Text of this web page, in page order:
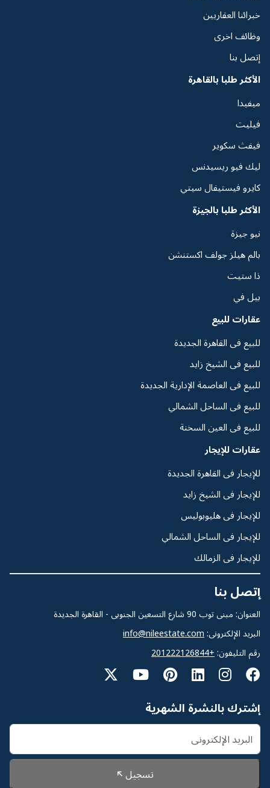
خبرائنا العقاريين
وظائف اخرى
إتصل بنا
الأكثر طلبا بالقاهرة
ميفيدا
فيليت
فيفث سكوير
ليك فيو ريسيدنس
كايرو فيستيفال سيتي
الأكثر طلبا بالجيزة
نيو جيزة
بالم هيلز جولف اكستنشن
ذا ستيت
بيل في
عقارات للبيع
للبيع فى القاهرة الجديدة
للبيع فى الشيخ زايد
للبيع فى العاصمة الإدارية الجديدة
للبيع فى الساحل الشمالي
للبيع فى العين السخنة
عقارات للإيجار
للإيجار فى القاهرة الجديدة
للإيجار فى الشيخ زايد
للإيجار فى هليوبوليس
للإيجار فى الساحل الشمالي
للإيجار فى الزمالك
إتصل بنا
العنوان: مبنى توب 90 شارع التسعين الجنوبى - القاهرة الجديدة
البريد الإلكترونى: info@nileestate.com
رقم التليفون: +201222126844
إشترك بالنشرة الشهرية
تسجيل